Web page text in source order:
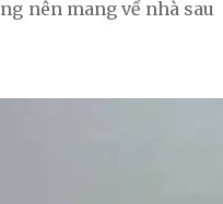
nên mang về nhà sau